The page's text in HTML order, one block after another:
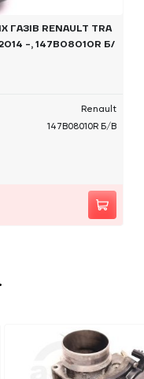
RENAULT TRA
-, 147B08010R Б/
Renault
147B08010R Б/В